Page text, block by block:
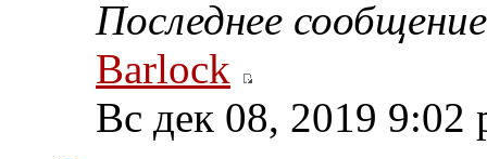
Последнее сообщение
Barlock
Вс дек 08, 2019 9:02